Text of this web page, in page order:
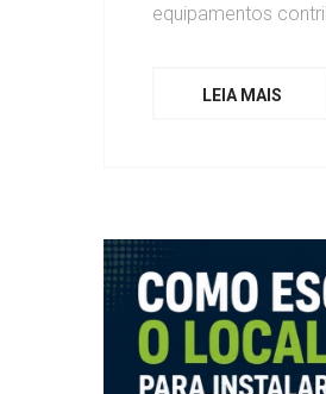
equipamentos
LEIA MAIS